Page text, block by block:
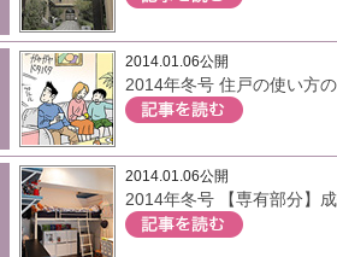
2014.01.06公開
2014年冬号 住戸の使い方
2014.01.06公開
2014年冬号 【専有部分】